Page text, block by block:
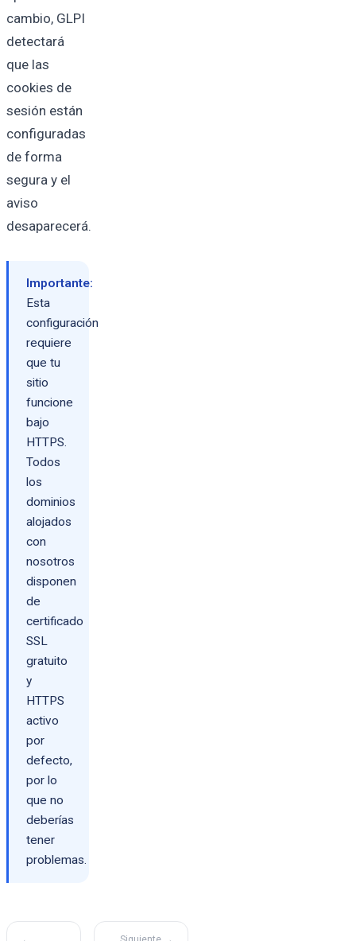
cambio, GLPI
detectará
que las
cookies de
sesión están
configuradas
de forma
segura y el
aviso
desaparecerá.
Importante:
Esta
configuración
requiere
que tu
sitio
funcione
bajo
HTTPS.
Todos
los
dominios
alojados
con
nosotros
disponen
de
certificado
SSL
gratuito
y
HTTPS
activo
por
defecto,
por lo
que no
deberías
tener
problemas.